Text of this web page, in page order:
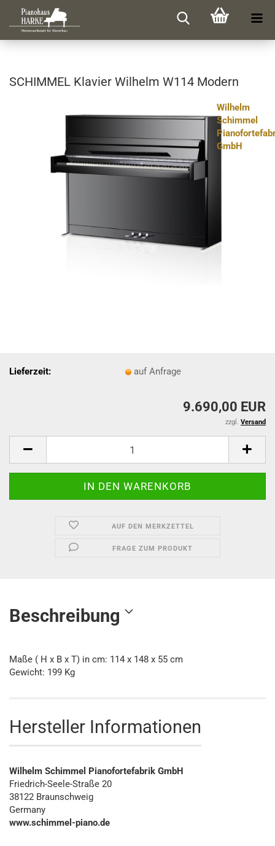
SCHIM­MEL Kla­vier Wil­helm W114 Mo­dern
Wilhelm
Schimmel
GmbH
Lieferzeit: auf Anfrage
9.690,00 EUR
zzgl. Versand
AUF DEN MERKZETTEL
FRAGE ZUM PRODUKT
Beschreibung
Maße ( H x B x T) in cm: 114 x 148 x 55 cm
Gewicht: 199 Kg
Hersteller Informationen
Wilhelm Schimmel Pianofortefabrik GmbH
Friedrich-Seele-Straße 20
38122 Braunschweig
Germany
www.schimmel-piano.de